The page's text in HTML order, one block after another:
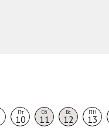
Пт
10
Сб
11
Вс
12
ПН
13